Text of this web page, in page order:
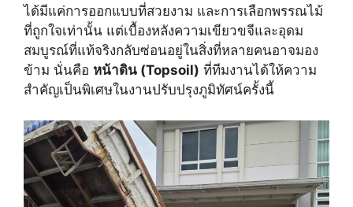
ได้มีแค่การออกแบบที่สวยงาม และการเลือกพรรณไม้
ที่ถูกใจเท่านั้น แต่เบื้องหลังความเขียวขจีและอุดม
สมบูรณ์ที่แท้จริงกลับซ่อนอยู่ในสิ่งที่หลายคนอาจมอง
ข้าม นั่นคือ หน้าดิน (Topsoil) ที่ทีมงานได้ให้ความ
สำคัญเป็นพิเศษในงานปรับปรุงภูมิทัศน์ครั้งนี้